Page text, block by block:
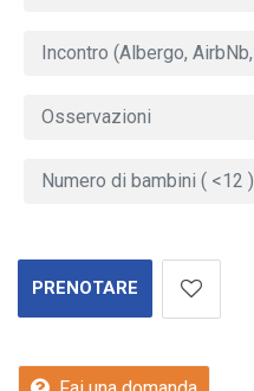
PRENOTARE